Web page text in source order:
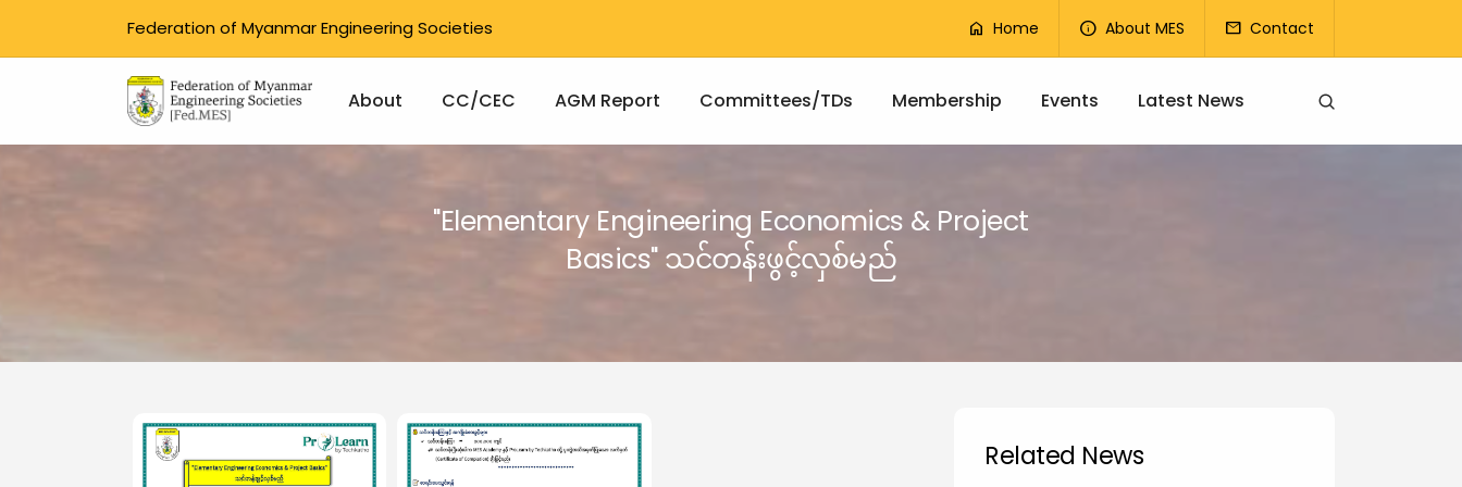
Federation of Myanmar Engineering Societies Top Menu
home Home info About MES mail Contact
Main navigation
About CC/CEC AGM Report Committees/TDs Membership Events Latest News
"Elementary Engineering Economics & Project
Basics" သင်တန်းဖွင့်လှစ်မည်
Related News